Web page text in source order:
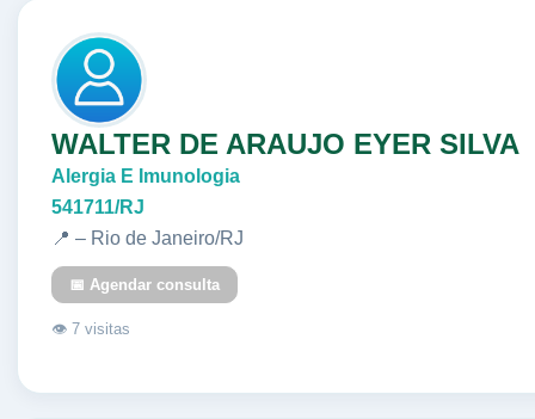
WALTER DE ARAUJO EYER SILVA
Alergia E Imunologia
541711/RJ
📍 – Rio de Janeiro/RJ
📅 Agendar consulta
👁 7 visitas